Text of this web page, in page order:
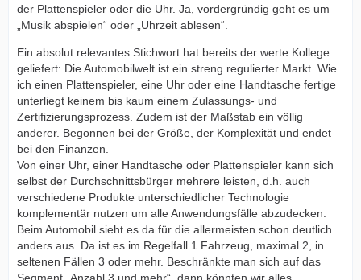
der Plattenspieler oder die Uhr. Ja, vordergründig geht es um
„Musik abspielen“ oder „Uhrzeit ablesen“.
Ein absolut relevantes Stichwort hat bereits der werte Kollege
geliefert: Die Automobilwelt ist ein streng regulierter Markt. Wie
ich einen Plattenspieler, eine Uhr oder eine Handtasche fertige
unterliegt keinem bis kaum einem Zulassungs- und
Zertifizierungsprozess. Zudem ist der Maßstab ein völlig
anderer. Begonnen bei der Größe, der Komplexität und endet
bei den Finanzen.
Von einer Uhr, einer Handtasche oder Plattenspieler kann sich
selbst der Durchschnittsbürger mehrere leisten, d.h. auch
verschiedene Produkte unterschiedlicher Technologie
komplementär nutzen um alle Anwendungsfälle abzudecken.
Beim Automobil sieht es da für die allermeisten schon deutlich
anders aus. Da ist es im Regelfall 1 Fahrzeug, maximal 2, in
seltenen Fällen 3 oder mehr. Beschränkte man sich auf das